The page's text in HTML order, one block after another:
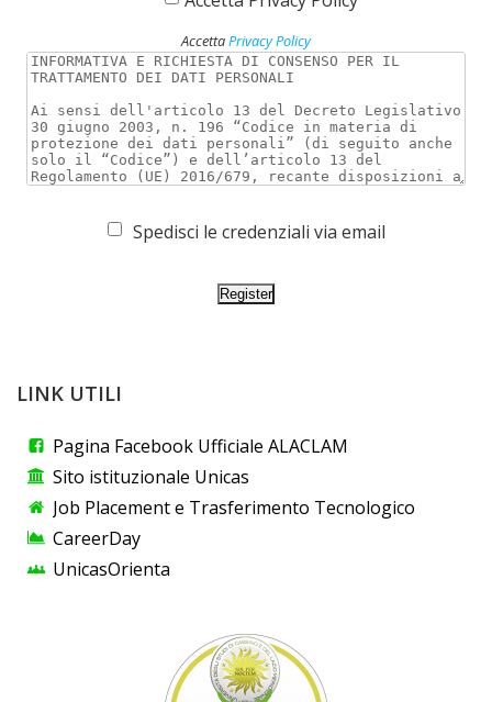
AccettaPrivacy Policy
Spedisci le credenziali via email
LINK UTILI
Pagina Facebook Ufficiale ALACLAM
Sito istituzionale Unicas
Job Placement e Trasferimento Tecnologico
CareerDay
UnicasOrienta